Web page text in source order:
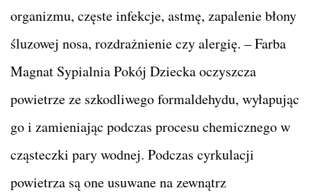
organizmu, częste infekcje, astmę, zapalenie błony
śluzowej nosa, rozdrażnienie czy alergię. – Farba
Magnat Sypialnia Pokój Dziecka oczyszcza
powietrze ze szkodliwego formaldehydu, wyłapując
go i zamieniając podczas procesu chemicznego w
cząsteczki pary wodnej. Podczas cyrkulacji
powietrza są one usuwane na zewnątrz